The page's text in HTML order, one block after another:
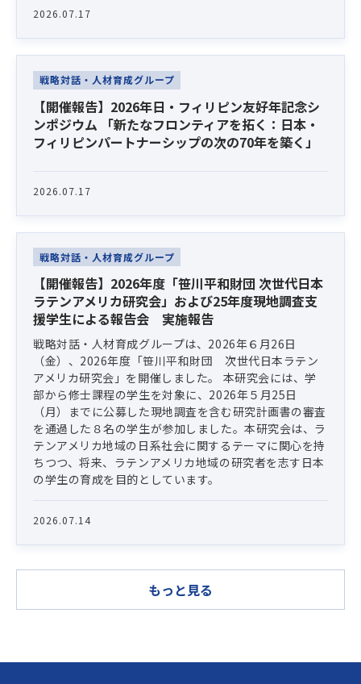
2026.07.17
戦略対話・人材育成グループ
【開催報告】2026年日・フィリピン友好年記念シ
ンポジウム 「新たなフロンティアを拓く：日本・
フィリピンパートナーシップの次の70年を築く」
2026.07.17
戦略対話・人材育成グループ
【開催報告】2026年度「笹川平和財団 次世代日本
ラテンアメリカ研究会」および25年度現地調査支
援学生による報告会 実施報告
戦略対話・人材育成グループは、2026年６月26日
（金）、2026年度「笹川平和財団 次世代日本ラテン
アメリカ研究会」を開催しました。 本研究会には、学
部から修士課程の学生を対象に、2026年５月25日
（月）までに公募した現地調査を含む研究計画書の審査
を通過した８名の学生が参加しました。本研究会は、ラ
テンアメリカ地域の日系社会に関するテーマに関心を持
ちつつ、将来、ラテンアメリカ地域の研究者を志す日本
の学生の育成を目的としています。
2026.07.14
もっと見る